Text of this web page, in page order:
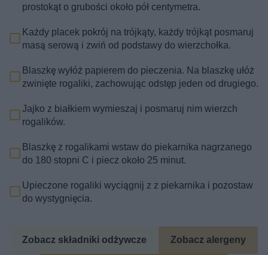
prostokąt o grubości około pół centymetra.
Każdy placek pokrój na trójkąty, każdy trójkąt posmaruj
masą serową i zwiń od podstawy do wierzchołka.
Blaszkę wyłóż papierem do pieczenia. Na blaszkę ułóż
zwinięte rogaliki, zachowując odstęp jeden od drugiego.
Jajko z białkiem wymieszaj i posmaruj nim wierzch
rogalików.
Blaszkę z rogalikami wstaw do piekarnika nagrzanego
do 180 stopni C i piecz około 25 minut.
Upieczone rogaliki wyciągnij z z piekarnika i pozostaw
do wystygnięcia.
Zobacz składniki odżywcze Zobacz alergeny